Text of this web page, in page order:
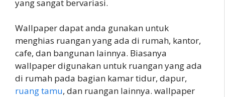
yang sangat bervariasi.
Wallpaper dapat anda gunakan untuk
menghias ruangan yang ada di rumah, kantor,
cafe, dan bangunan lainnya. Biasanya
wallpaper digunakan untuk ruangan yang ada
di rumah pada bagian kamar tidur, dapur,
ruang tamu, dan ruangan lainnya. wallpaper